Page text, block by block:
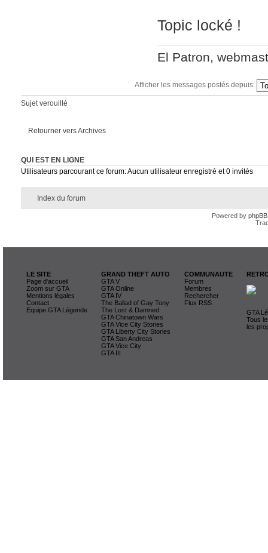
Topic locké !
El Patron,
Afficher les messages postés depuis:
Sujet verouillé
Retourner vers Archives
QUI EST EN LIGNE
Utilisateurs parcourant ce forum: Aucun utilisateur enregistré et 0 invités
Index du forum
Powered by phpBB
LE SITE
Page d'accueil
Zoom sur GTA
Mentions légales
Contact
Equipe GTA Légende
GRAND THEFT AUTO
GTA V
GTA Online
GTA IV
The Ballad of Gay Tony
The Lost & Damned
GTA Chinatown Wars
GTA Vice City Stories
GTA Liberty City Stories
GTA San Andreas
GTA Vice City
GTA III
COMMUNAUTE
Forum
Membres
Rechercher
Flux RSS
GTA
Tous
les